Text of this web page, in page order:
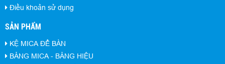
Điều khoản sử dụng
SẢN PHẨM
KỆ MICA ĐỂ BÀN
BẢNG MICA - BẢNG HIỆU